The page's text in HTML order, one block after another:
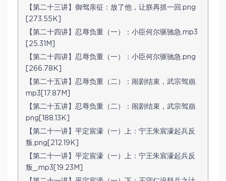
【第二十三讲】御驾亲征：放了他，让朕再抓一回.png
[273.55K]
【第二十四讲】忍辱负重（一）：小臣何尔驱驰急.mp3
[25.31M]
【第二十四讲】忍辱负重（一）：小臣何尔驱驰急.png
[266.78K]
【第二十五讲】忍辱负重（二）：闹剧结束，武宗驾崩.
mp3[17.87M]
【第二十五讲】忍辱负重（二）：闹剧结束，武宗驾崩.
png[188.13K]
【第二十一讲】平定宸濠（一）上：宁王朱宸濠起兵反
叛.png[212.19K]
【第二十一讲】平定宸濠（一）上：宁王朱宸濠起兵反
叛_.mp3[19.23M]